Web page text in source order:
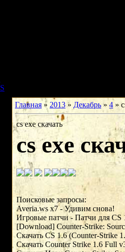
Главная » 2013 » Декабрь » 4 »
cs exe скачать
cs exe
Поисковые запросы:
Averia.ws x7 - Удивим снова!
Игровые патчи - Патчи для CS
[Download] Counter-Strike:
Скачать CS 1.6 (Counter-Strike
Скачать Counter Strike 1.6 Full